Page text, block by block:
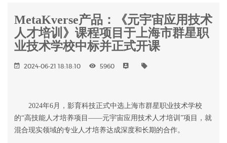
MetaKverse产品：《元宇宙应用技术
人才培训》课程项目于上海市群星职
业技术学校中标并正式开课
2024-06-21 18:18:10 5960
2024年6月，影育科技正式中选上海市群星职业技术学校
的“高技能人才培养项目 ——元宇宙应用技术人才培训 ”项目，就
混合现实领域的专业人才培养达成深度和长期的合作。